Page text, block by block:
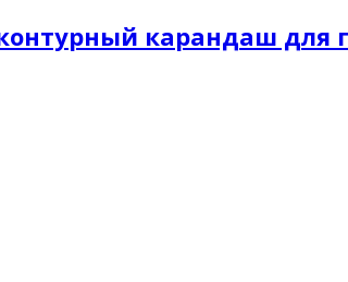
карандаш для